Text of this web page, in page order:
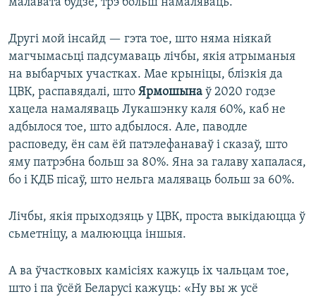
Другі мой інсайд — гэта тое, што няма ніякай
магчымасьці падсумаваць лічбы, якія атрыманыя
на выбарчых участках. Мае крыніцы, блізкія да
ЦВК, распавядалі, што Ярмошына ў 2020 годзе
хацела намаляваць Лукашэнку каля 60%, каб не
адбылося тое, што адбылося. Але, паводле
расповеду, ён сам ёй патэлефанаваў і сказаў, што
яму патрэбна больш за 80%. Яна за галаву хапалася,
бо і КДБ пісаў, што нельга маляваць больш за 60%.
Лічбы, якія прыходзяць у ЦВК, проста выкідаюцца ў
сьметніцу, а малююцца іншыя.
А ва ўчастковых камісіях кажуць іх чальцам тое,
што і па ўсёй Беларусі кажуць: «Ну вы ж усё